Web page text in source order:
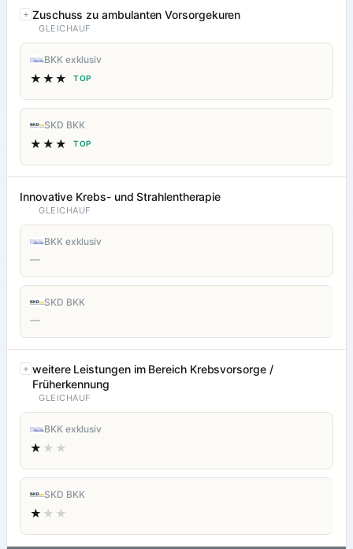
Zuschuss zu ambulanten Vorsorgekuren
GLEICHAUF
BKK exklusiv
★★★ TOP
SKD BKK
★★★ TOP
Innovative Krebs- und Strahlentherapie
GLEICHAUF
BKK exklusiv
—
SKD BKK
—
weitere Leistungen im Bereich Krebsvorsorge /
Früherkennung
GLEICHAUF
BKK exklusiv
★ ★★
SKD BKK
★ ★★